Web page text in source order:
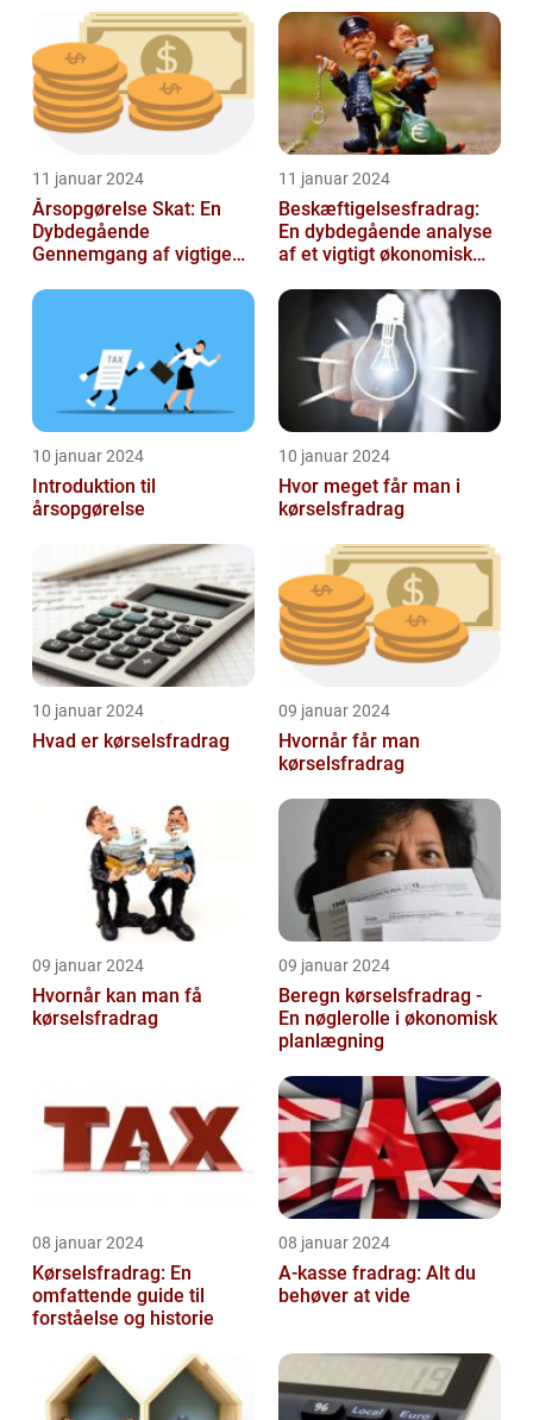
11 januar 2024
Årsopgørelse Skat: En
Dybdegående
Gennemgang af vigtige
finansfolk
11 januar 2024
Beskæftigelsesfradrag:
En dybdegående analyse
af et vigtigt økonomisk
finansf...
10 januar 2024
Introduktion til
årsopgørelse
10 januar 2024
Hvor meget får man i
kørselsfradrag
10 januar 2024
Hvad er kørselsfradrag
09 januar 2024
Hvornår får man
kørselsfradrag
09 januar 2024
Hvornår kan man få
kørselsfradrag
09 januar 2024
Beregn kørselsfradrag -
En nøglerolle i økonomisk
planlægning
08 januar 2024
Kørselsfradrag: En
omfattende guide til
forståelse og historie
08 januar 2024
A-kasse fradrag: Alt du
behøver at vide